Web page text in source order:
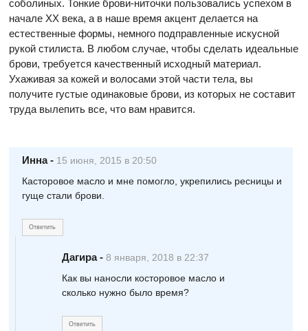
соболиных. Тонкие брови-ниточки пользовались успехом в
начале ХХ века, а в наше время акцент делается на
естественные формы, немного подправленные искусной
рукой стилиста. В любом случае, чтобы сделать идеальные
брови, требуется качественный исходный материал.
Ухаживая за кожей и волосами этой части тела, вы
получите густые одинаковые брови, из которых не составит
труда вылепить все, что вам нравится.
Инна - 15 июня, 2015 в 20:50
Касторовое масло и мне помогло, укрепились ресницы и
гуще стали брови.
Ответить
Дагира - 8 января, 2018 в 22:37
Как вы наносли косторовое масло и
сколько нужно было время?
Ответить